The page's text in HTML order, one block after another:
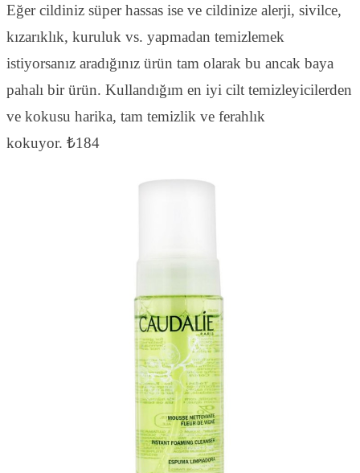
Eğer cildiniz süper hassas ise ve cildinize alerji, sivilce,
kızarıklık, kuruluk vs. yapmadan temizlemek
istiyorsanız aradığınız ürün tam olarak bu ancak baya
pahalı bir ürün. Kullandığım en iyi cilt temizleyicilerden
ve kokusu harika, tam temizlik ve ferahlık
kokuyor. ₺184